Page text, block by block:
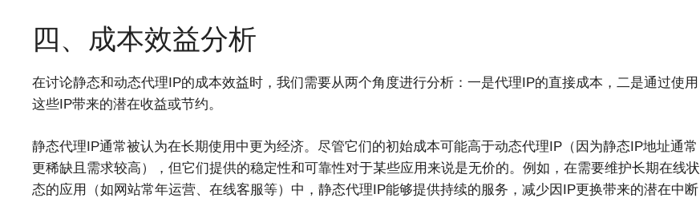
四、成本效益分析
在讨论静态和动态代理IP的成本效益时，我们需要从两个角度进行分析：一是代理IP的直接成本，二是通过使用
这些IP带来的潜在收益或节约。
静态代理IP通常被认为在长期使用中更为经济。尽管它们的初始成本可能高于动态代理IP（因为静态IP地址通常
更稀缺且需求较高），但它们提供的稳定性和可靠性对于某些应用来说是无价的。例如，在需要维护长期在线状
态的应用（如网站常年运营、在线客服等）中，静态代理IP能够提供持续的服务，减少因IP更换带来的潜在中断